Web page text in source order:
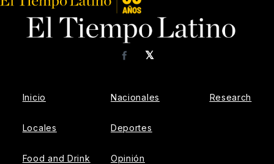
𝕏
Facebook
Inicio
Locales
Food and Drink
Nacionales
Deportes
Opinión
Research